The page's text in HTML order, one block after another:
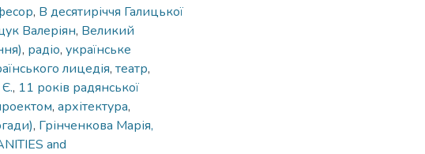
, В десятиріччя Галицької
Валеріян, Великий
, радіо, українське
лицедія, театр,
, 11 років радянської
, архітектура,
, Грінченкова Марія,
and